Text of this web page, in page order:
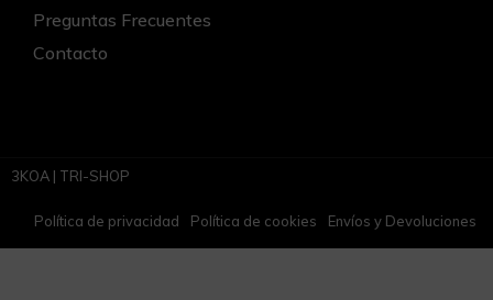
Preguntas Frecuentes
Contacto
3KOA | TRI-SHOP
Política de privacidad Política de cookies Envíos y Devoluciones